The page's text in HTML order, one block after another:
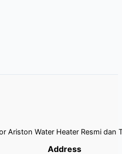
Ariston Water Heater Resmi dan
Address